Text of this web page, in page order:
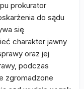
prokurator
do sądu
się
charakter jawny
oraz jej
podczas
zgromadzone